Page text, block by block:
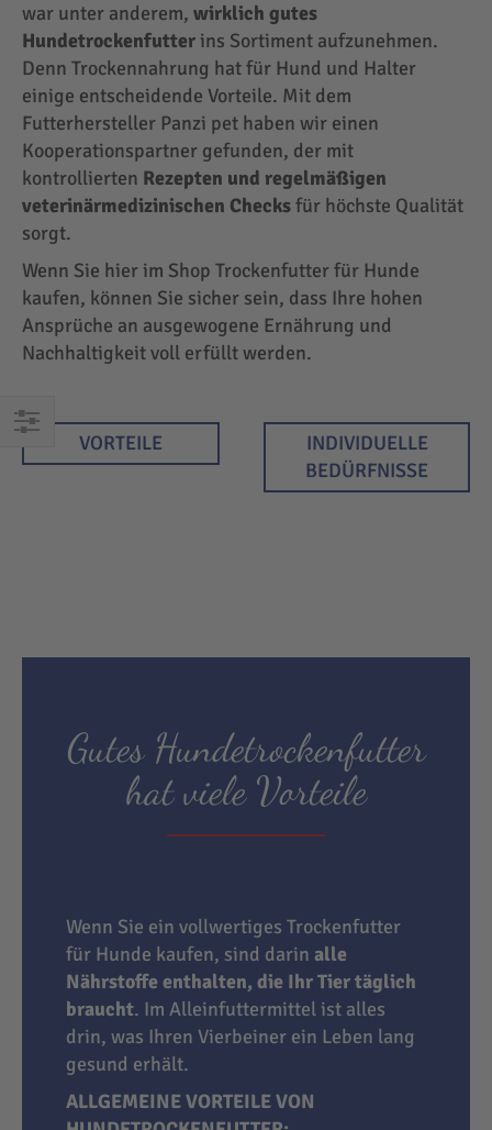
EINKAUFEN
war unter anderem, wirklich gutes
Hundetrockenfutter ins Sortiment aufzunehmen.
Denn Trockennahrung hat für Hund und Halter
einige entscheidende Vorteile. Mit dem
Futterhersteller Panzi pet haben wir einen
Kooperationspartner gefunden, der mit
kontrollierten Rezepten und regelmäßigen
veterinärmedizinischen Checksfür höchste Qualität
sorgt.
Wenn Sie hier im Shop Trockenfutter für Hunde
kaufen, können Sie sicher sein, dass Ihre hohen
Ansprüche an ausgewogene Ernährung und
Nachhaltigkeit voll erfüllt werden.
VORTEILE
INDIVIDUELLE
BEDÜRFNISSE
Gutes Hundetrockenfutter
hat viele Vorteile
Wenn Sie ein vollwertiges Trockenfutter
für Hunde kaufen, sind darin alle
Nährstoffe enthalten, die Ihr Tier täglich
braucht. Im Alleinfuttermittel ist alles
drin, was Ihren Vierbeiner ein Leben lang
gesund erhält.
ALLGEMEINE VORTEILE VON